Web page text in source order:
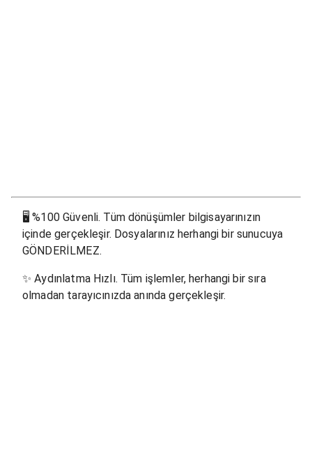
🖥%100 Güvenli. Tüm dönüşümler bilgisayarınızın
içinde gerçekleşir. Dosyalarınız herhangi bir sunucuya
GÖNDERİLMEZ.
✨Aydınlatma Hızlı. Tüm işlemler, herhangi bir sıra
olmadan tarayıcınızda anında gerçekleşir.